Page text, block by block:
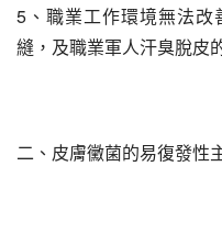
5、職業工作環境無法
縫，及職業軍人汗臭脫皮
二、皮膚黴菌的易復發性